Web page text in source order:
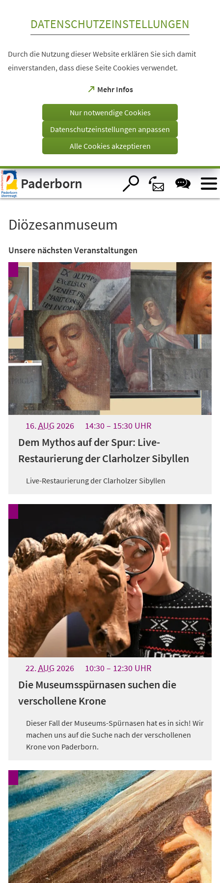
Visuelle
Assistenzsoftware
öffnen.
DATENSCHUTZEINSTELLUNGEN
Durch die Nutzung dieser Website erklären Sie sich damit
einverstanden, dass diese Seite Cookies verwendet.
Mehr Infos
(Öffnet
einem
Tab)
Nur notwendige Cookies
Datenschutzeinstellungen anpassen
Alle Cookies akzeptieren
Paderborn
Diözesanmuseum
Unsere nächsten Veranstaltungen
16.AUG 2026 14:30 15:30UHR
Dem Mythos auf der Spur: Live-
Restaurierung der Clarholzer Sibyllen
Live-Restaurierung der Clarholzer Sibyllen
22.AUG 2026 10:30 12:30UHR
Die Museumsspürnasen suchen die
verschollene Krone
Dieser Fall der Museums-Spürnasen hat es in sich! Wir
machen uns auf die Suche nach der verschollenen
Krone von Paderborn.